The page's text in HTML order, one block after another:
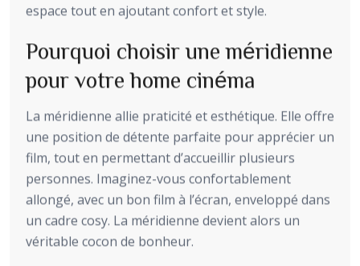
espace tout en ajoutant confort et style.
Pourquoi choisir une méridienne
pour votre home cinéma
La méridienne allie praticité et esthétique. Elle offre
une position de détente parfaite pour apprécier un
film, tout en permettant d’accueillir plusieurs
personnes. Imaginez-vous confortablement
allongé, avec un bon film à l’écran, enveloppé dans
un cadre cosy. La méridienne devient alors un
véritable cocon de bonheur.